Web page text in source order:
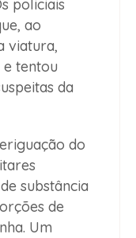
policiais
ao
viatura,
e tentou
da
do
substância
de
Um